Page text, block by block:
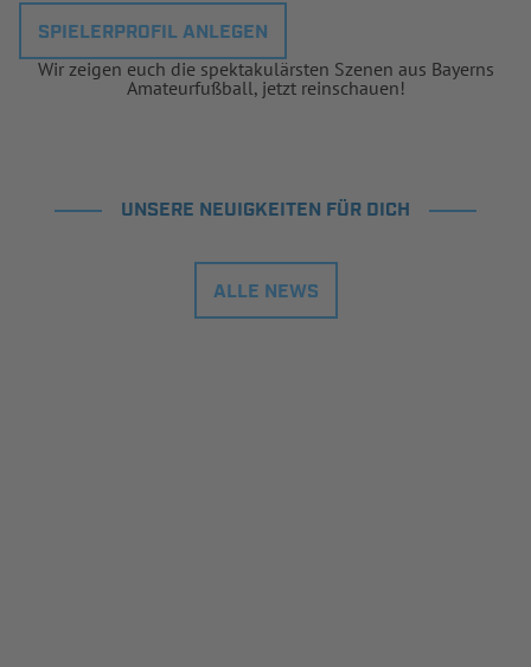
SPIELERPROFIL ANLEGEN
Wir zeigen euch die spektakulärsten Szenen aus Bayerns
Amateurfußball, jetzt reinschauen!
UNSERE NEUIGKEITEN FÜR DICH
ALLE NEWS